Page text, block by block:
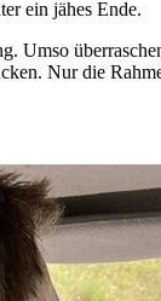
ein jähes Ende.
Umso
Nur die